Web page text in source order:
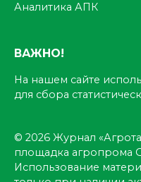
Аналитика АПК
ВАЖНО!
На нашем сайте
для сбора
© 2026 Журнал
площадка агропрома
Использование